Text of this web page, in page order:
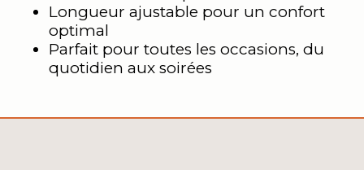
Longueur ajustable pour un confort
optimal
Parfait pour toutes les occasions, du
quotidien aux soirées